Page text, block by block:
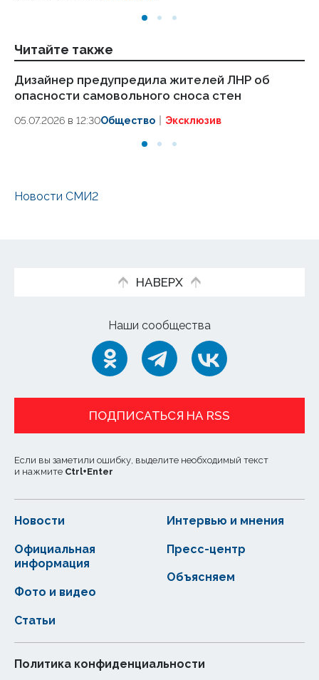
Читайте также
Дизайнер предупредила жителей ЛНР об
опасности самовольного сноса стен
05.07.2026 в 12:30Общество Эксклюзив
Новости СМИ2
НАВЕРХ
Наши сообщества
ПОДПИСАТЬСЯ НА RSS
Если вы заметили ошибку, выделите необходимый текст
и нажмите Ctrl+Enter
Новости
Статьи
Официальная
информация
Интервью и мнения
Фото и видео
Пресс-центр
Объясняем
Политика конфиденциальности